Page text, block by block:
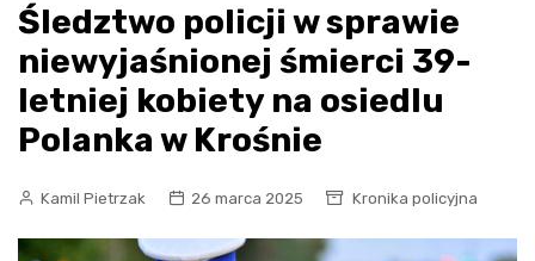
Śledztwo policji w sprawie
niewyjaśnionej śmierci 39-
letniej kobiety na osiedlu
Polanka w Krośnie
Kamil Pietrzak 26 marca 2025 Kronika policyjna